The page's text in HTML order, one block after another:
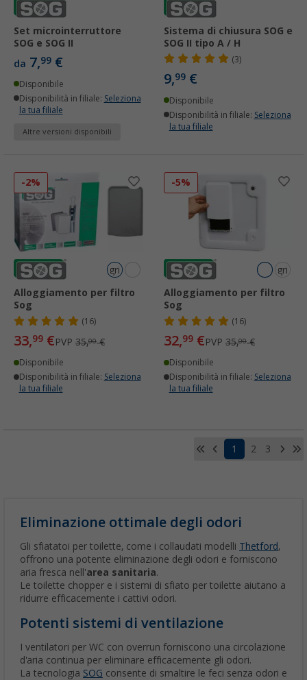
Set microinterruttore
SOG e SOG II
da 7,99 €
Disponibile
Disponibilità in filiale: Seleziona
la tua filiale
Altre versioni disponibili
Sistema di chiusura SOG e
SOG II tipo A / H
(3)
9,99 €
Disponibile
Disponibilità in filiale: Seleziona
la tua filiale
-2%
grigio
Alloggiamento per filtro
Sog
(16)
33,99 €PVP 35,00€
Disponibile
Disponibilità in filiale: Seleziona
la tua filiale
-5%
grigio
Alloggiamento per filtro
Sog
(16)
32,99 €PVP 35,00€
Disponibile
Disponibilità in filiale: Seleziona
la tua filiale
1 2 3
Eliminazione ottimale degli odori
Gli sfiatatoi per toilette, come i collaudati modelli Thetford,
offrono una potente eliminazione degli odori e forniscono
aria fresca nell'area sanitaria.
Le toilette chopper e i sistemi di sfiato per toilette aiutano a
ridurre efficacemente i cattivi odori.
Potenti sistemi di ventilazione
I ventilatori per WC con overrun forniscono una circolazione
d'aria continua per eliminare efficacemente gli odori.
La tecnologia SOG consente di smaltire le feci senza odori e